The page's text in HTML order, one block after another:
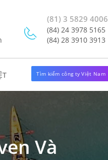
(81) 3 5829 4006
(84) 24 3978 5165
(84) 28 3910 3913
Tìm kiếm công ty Việt Nam
Và